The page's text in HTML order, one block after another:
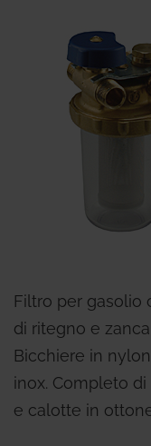
Filtro per gasolio
di ritegno e
Bicchiere in
inox. Completo
e calotte in